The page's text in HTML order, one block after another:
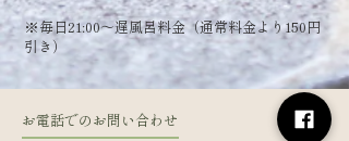
​※毎日21:00～遅風呂料金（通常料金より150円
引き）
お電話でのお問い合わせ